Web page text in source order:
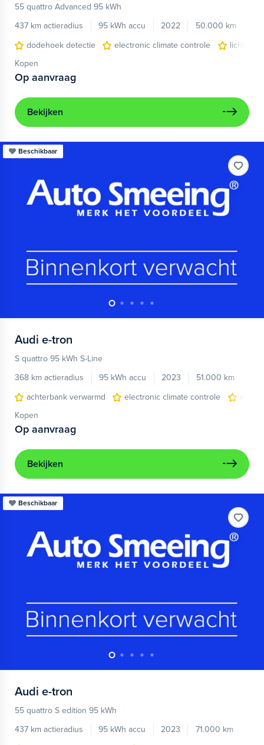
55 quattro Advanced 95 kWh
437 km actieradius
95 kWh accu 2022
50.000 km
dodehoek detectie
electronic climate controle
Kopen
Op aanvraag
Bekijken
Beschikbaar
Audi e-tron
S quattro 95 kWh S-Line
368 km actieradius
95 kWh accu 2023
51.000 km
achterbank verwarmd
electronic climate controle
Kopen
Op aanvraag
Bekijken
Beschikbaar
Audi e-tron
55 quattro S edition 95 kWh
437 km actieradius
95 kWh accu 2023
71.000 km